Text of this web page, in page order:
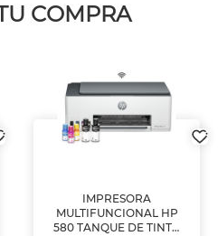
COMPRA
IMPRESORA
MULTIFUNCIONAL HP
580 TANQUE DE TINTA